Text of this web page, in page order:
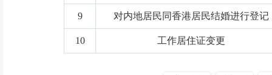
9 对内地居民同香港居民结婚进行登记
10 工作居住证变更